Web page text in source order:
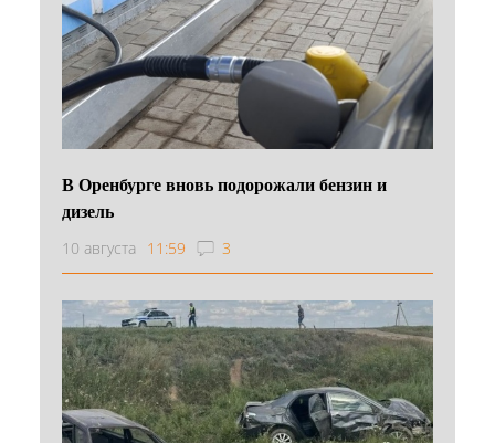
В Оренбурге вновь подорожали бензин и
дизель
10 августа 11:59 3